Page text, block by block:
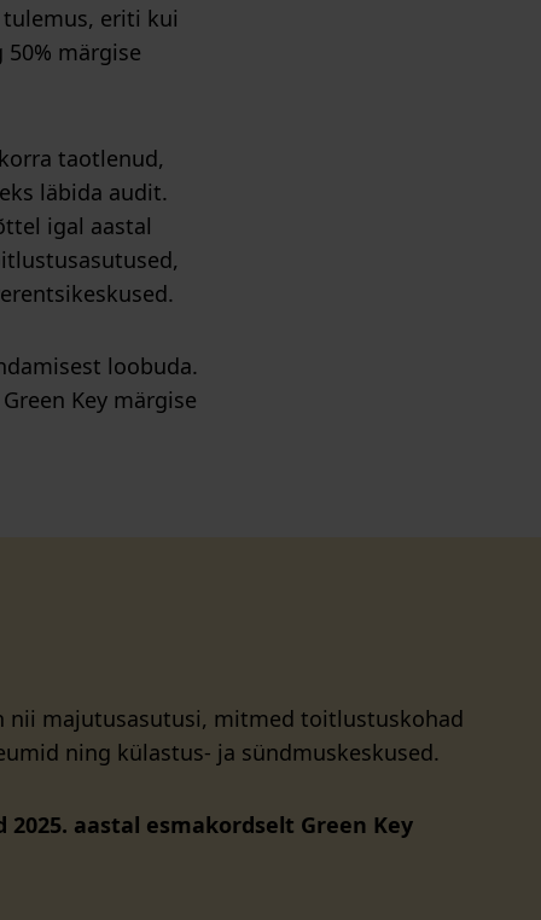
tulemus, eriti kui
märgise
taotlenud,
läbida audit.
igal aastal
loobuda.
Key märgise
nii majutusasutusi, mitmed toitlustuskohad
ning külastus- ja sündmuskeskused.
2025. aastal esmakordselt Green Key